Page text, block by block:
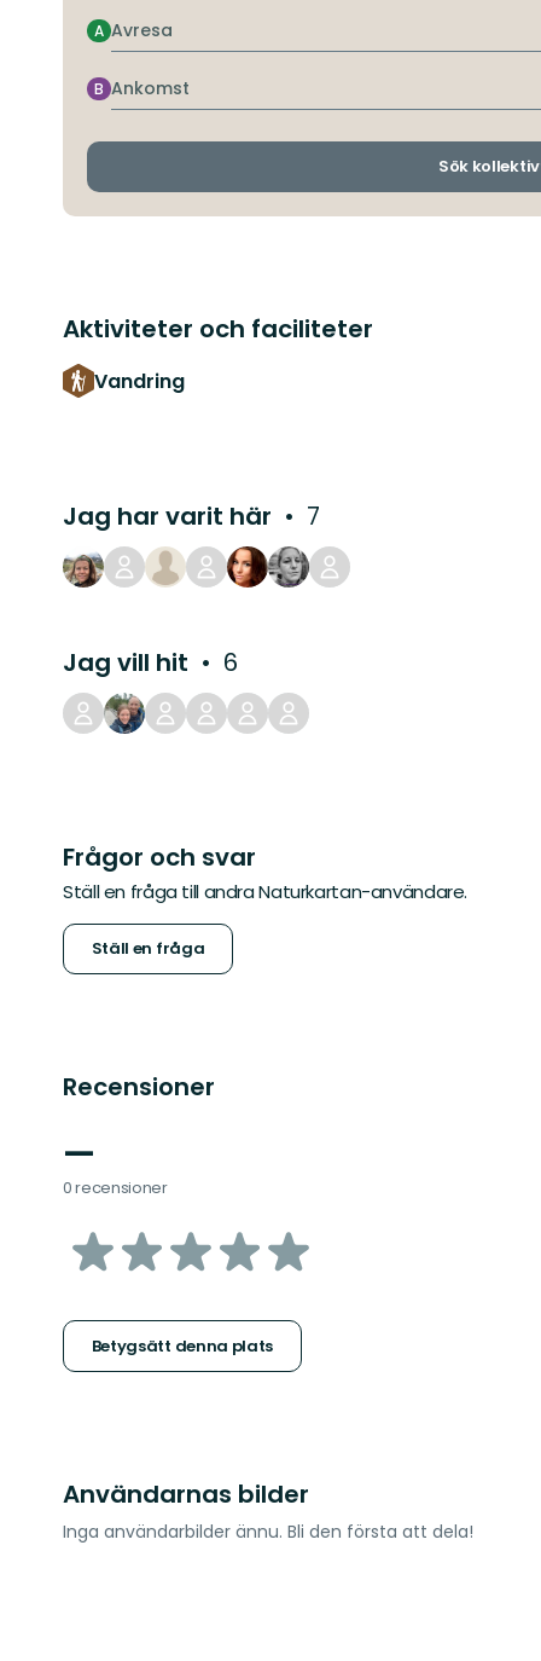
Avresa
A
Ankomst
B
Sök
Aktiviteter och faciliteter
Vandring
Jag har varit här 7
Jag vill hit 6
Frågor och svar
Ställ en fråga till andra Naturkartan-användare.
Ställ en fråga
Recensioner
—
0 recensioner
av
stjärnor
Betygsätt denna plats
Användarnas bilder
Inga användarbilder ännu. Bli den första att dela!